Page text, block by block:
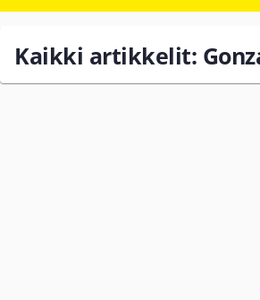
Kaikki artikkelit: